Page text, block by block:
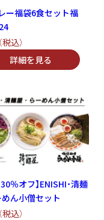
ー福袋6食セット福
（税込）
30％オフ】ENISHI・清麺
めん小僧セット
（税込）